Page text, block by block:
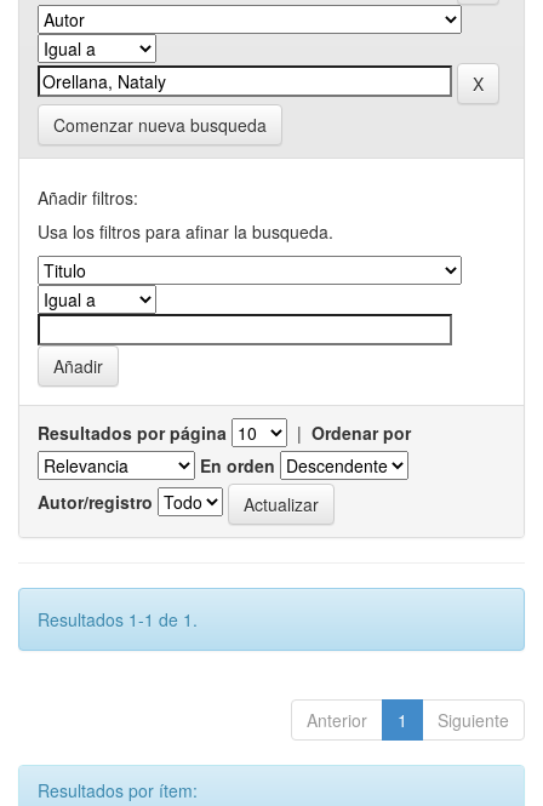
Comenzar nueva busqueda
Añadir filtros:
Usa los filtros para afinar la busqueda.
Resultados por página | Ordenar por
En orden
Autor/registro
Resultados 1-1 de 1.
Anterior 1 Siguiente
Resultados por ítem: